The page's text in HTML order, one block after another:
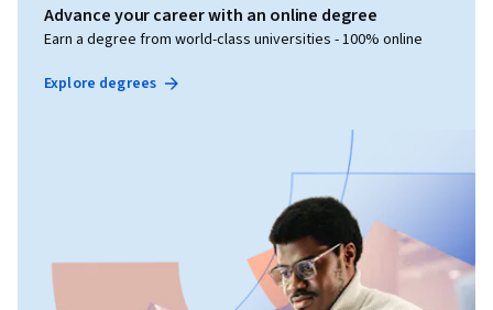
Advance your career with an online degree
Earn a degree from world-class universities - 100% online
Explore degrees